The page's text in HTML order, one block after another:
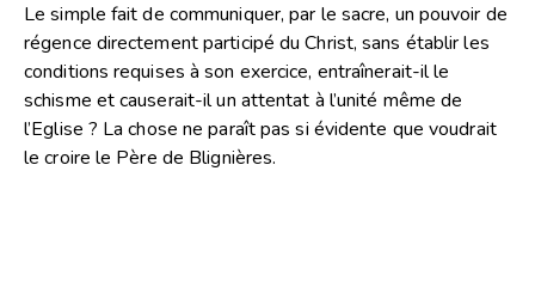
Le simple fait de communiquer, par le sacre, un pouvoir de
régence directement participé du Christ, sans établir les
conditions requises à son exercice, entraînerait-il le
schisme et causerait-il un attentat à l’unité même de
l’Eglise ? La chose ne paraît pas si évidente que voudrait
le croire le Père de Blignières.